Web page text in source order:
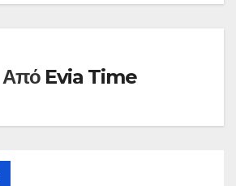
Από Evia Time